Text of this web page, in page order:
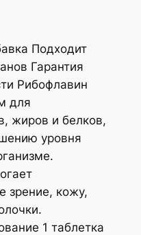
Подходит
Гарантия
Рибофлавин
для
жиров и белков,
уровня
зрение, кожу,
1 таблетка